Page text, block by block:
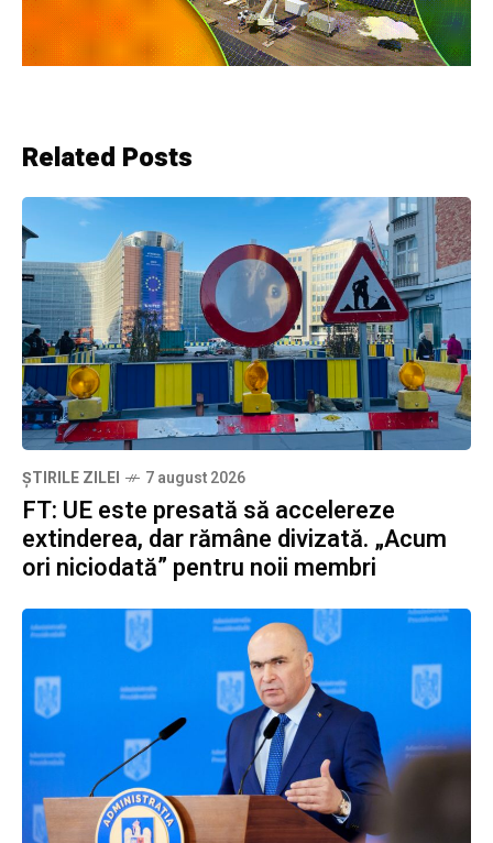
Related Posts
ȘTIRILE ZILEI 7 august 2026
FT: UE este presată să accelereze
extinderea, dar rămâne divizată. „Acum
ori niciodată” pentru noii membri